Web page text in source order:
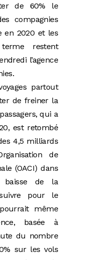
de 60% le
compagnies
en 2020 et les
restent
l’agence
partout
de freiner la
qui a
est retombé
4,5 milliards
de
(OACI) dans
baisse de la
pour le
même
basée à
du nombre
sur les vols